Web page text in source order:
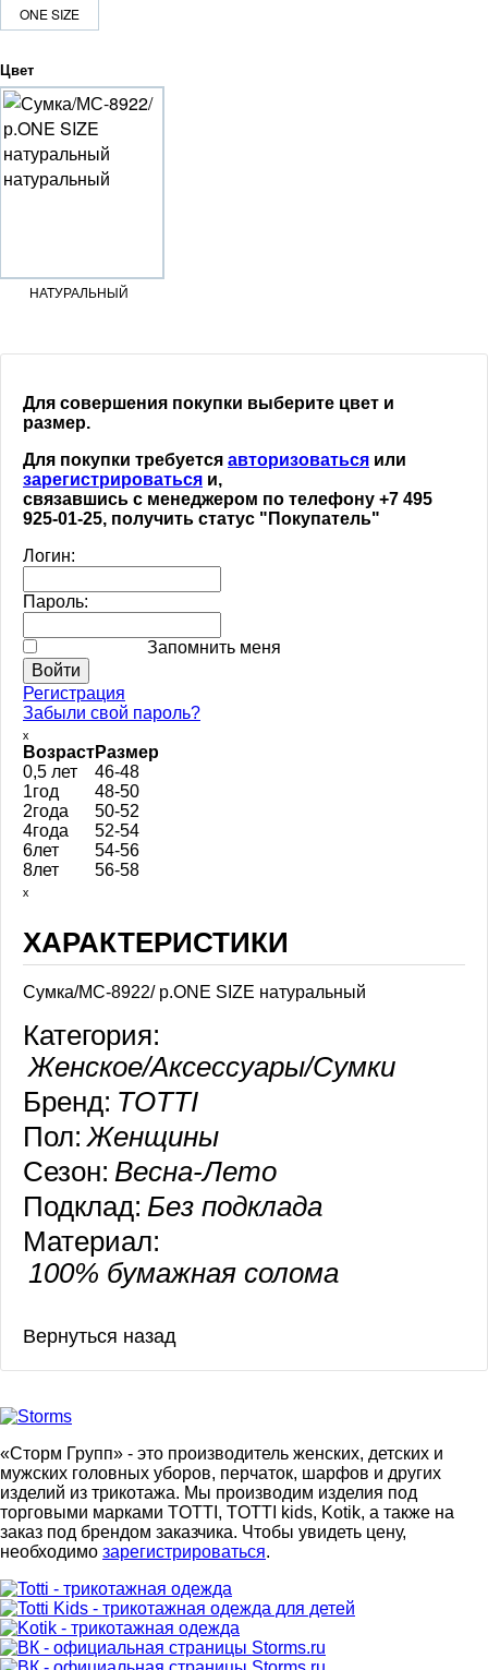
ONE SIZE
Цвет
НАТУРАЛЬНЫЙ
Для совершения покупки выберите цвет и
размер.
Для покупки требуется авторизоваться или
зарегистрироваться и,
связавшись с менеджером по телефону +7 495
925-01-25, получить статус "Покупатель"
Логин:
Пароль:
Запомнить меня
Регистрация
Забыли свой пароль?
ₓ
ВозрастРазмер
0,5 лет
46-48
1год
48-50
2года
50-52
4года
52-54
6лет
54-56
8лет
56-58
ₓ
ХАРАКТЕРИСТИКИ
Сумка/МС-8922/ р.ONE SIZE натуральный
Категория:
Женское/Аксессуары/Сумки
Бренд: TOTTI
Пол: Женщины
Сезон: Весна-Лето
Подклад: Без подклада
Материал:
100% бумажная солома
«Сторм Групп» - это производитель женских, детских и
мужских головных уборов, перчаток, шарфов и других
изделий из трикотажа. Мы производим изделия под
торговыми марками TOTTI, TOTTI kids, Kotik, а также на
заказ под брендом заказчика. Чтобы увидеть цену,
необходимо зарегистрироваться.